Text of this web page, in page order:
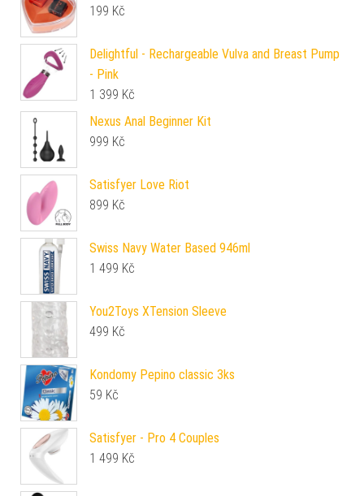
199 Kč
Delightful - Rechargeable Vulva and Breast Pump
- Pink
1 399 Kč
Nexus Anal Beginner Kit
999 Kč
Satisfyer Love Riot
899 Kč
Swiss Navy Water Based 946ml
1 499 Kč
You2Toys XTension Sleeve
499 Kč
Kondomy Pepino classic 3ks
59 Kč
Satisfyer - Pro 4 Couples
1 499 Kč